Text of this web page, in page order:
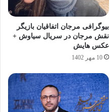
بیوگرافی مرجان اتفاقیان بازیگر
نقش مرجان در سریال سیاوش +
عکس هایش
10 مهر 1402